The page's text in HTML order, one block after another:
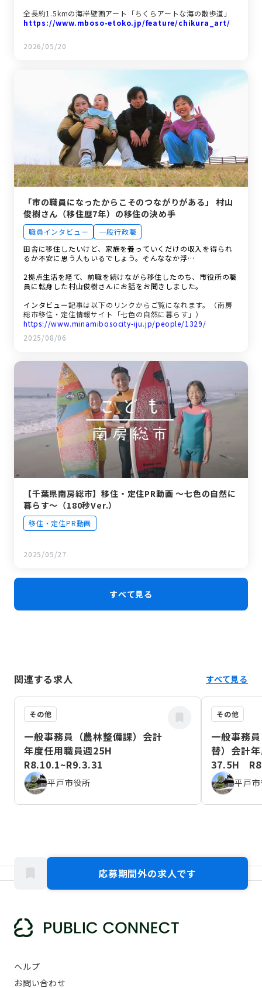
全長約1.5kmの海岸壁画アート「ちくらアートな海の散歩道」
https://www.mboso-etoko.jp/feature/chikura_art/
2026/05/20
「市の職員になったからこそのつながりがある」 村山
俊樹さん（移住歴7年）の移住の決め手
職員インタビュー
一般行政職
田舎に移住したいけど、家族を養っていくだけの収入を得られ
るか不安に思う人もいるでしょう。そんななか浮…
2拠点生活を経て、前職を続けながら移住したのち、市役所の職
員に転身した村山俊樹さんにお話をお聞きしました。
インタビュー記事は以下のリンクからご覧になれます。（南房
総市移住・定住情報サイト「七色の自然に暮らす」）
https://www.minamibosocity-iju.jp/people/1329/
2025/08/06
【千葉県南房総市】移住・定住PR動画 ～七色の自然に
暮らす～（180秒Ver.）
移住・定住PR動画
2025/05/27
すべて見る
関連する求人 すべて見る
その他
一般事務員（農林整備課）会計
年度任用職員週25H
R8.10.1~R9.3.31
平戸市役所
その他
一般事務
替）会計
37.5H
平戸
応募期間外の求人です
ヘルプ
お問い合わせ